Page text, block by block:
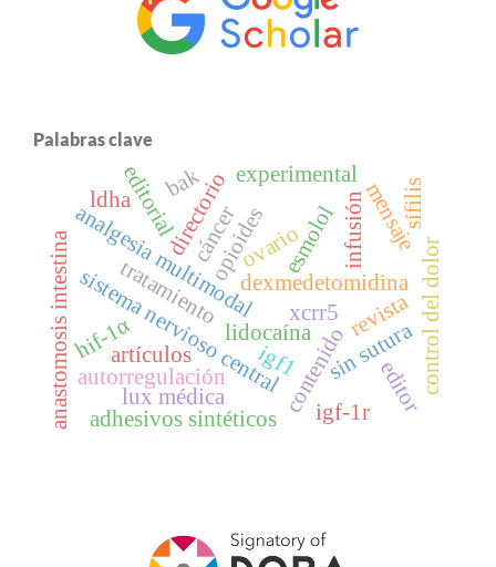
Palabras clave
analgesia multimodaldexmedetomidina
lidocaína
esmolol
opioides infusión
control del dolor
sistema nervioso central
autorregulación contenido
directorio
artículos
anastomosis intestina sin sutura
adhesivos sintéticos
experimental
editorial mensaje
revista
lux médica editor
ovario
cáncer
tratamiento
sífilis
xcrr5
hif-1α igf1
igf-1r
bak
ldha